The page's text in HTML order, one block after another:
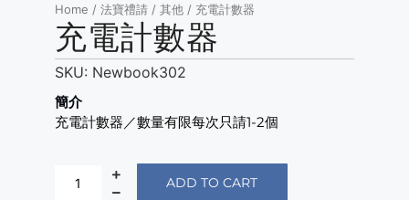
Home / 法寶禮請 / 其他 / 充電計數器
充電計數器
SKU: Newbook302
簡介
充電計數器／數量有限每次只請1-2個
ADD TO CART